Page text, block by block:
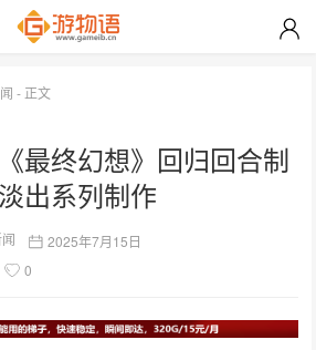
- 正文
最终幻想》回归回合制
出系列制作
2025年7月15日
0